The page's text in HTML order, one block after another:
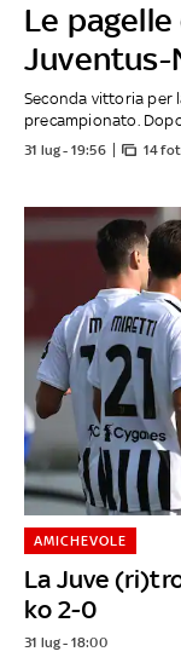
Le
Juventus-
Seconda vittoria per
precampionato.
31 lug - 19:56 14
La Juve
ko 2-0
AMICHEVOLE
31 lug - 18:00